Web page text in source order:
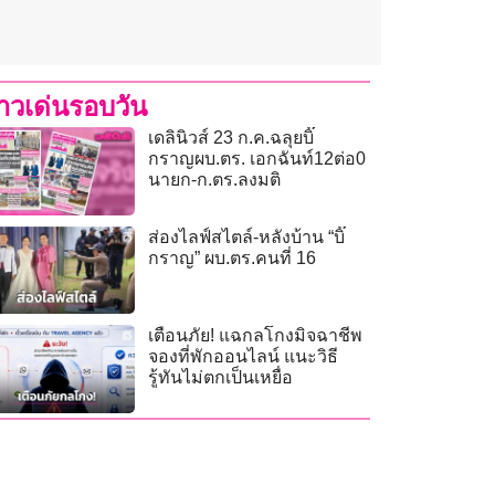
วเด่นรอบวัน
เดลินิวส์ 23 ก.ค.ฉลุยบิ๊
กราญผบ.ตร. เอกฉันท์12ต่อ0
นายก-ก.ตร.ลงมติ
ส่องไลฟ์สไตล์-หลังบ้าน “บิ๊
กราญ” ผบ.ตร.คนที่ 16
เตือนภัย! แฉกลโกงมิจฉาชีพ
จองที่พักออนไลน์ แนะวิธี
รู้ทันไม่ตกเป็นเหยื่อ